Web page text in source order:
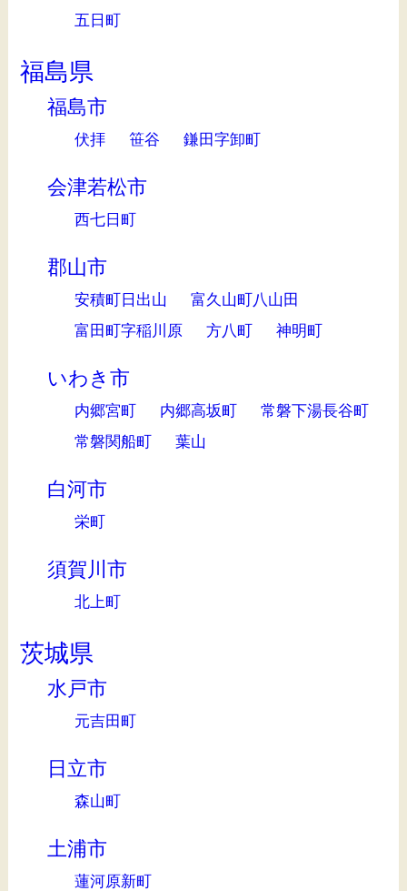
五日町
福島県
福島市
伏拝 笹谷 鎌田字卸町
会津若松市
西七日町
郡山市
安積町日出山
富久山町八山田
富田町字稲川原
方八町 神明町
いわき市
内郷宮町 内郷高坂町
常磐下湯長谷町
常磐関船町
葉山
白河市
栄町
須賀川市
北上町
茨城県
水戸市
元吉田町
日立市
森山町
土浦市
蓮河原新町